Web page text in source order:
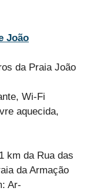
João
da Praia João
Wi-Fi
aquecida,
km da Rua das
da Armação
Ar-